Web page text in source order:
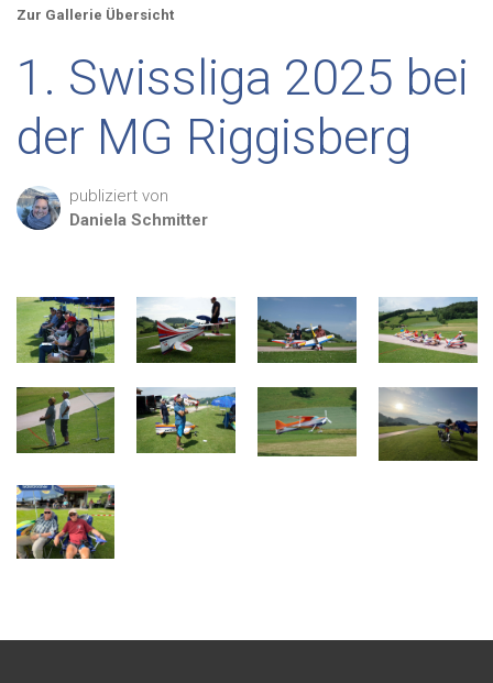
Zur Gallerie Übersicht
1. Swissliga 2025 bei
der MG Riggisberg
publiziert von
Daniela Schmitter